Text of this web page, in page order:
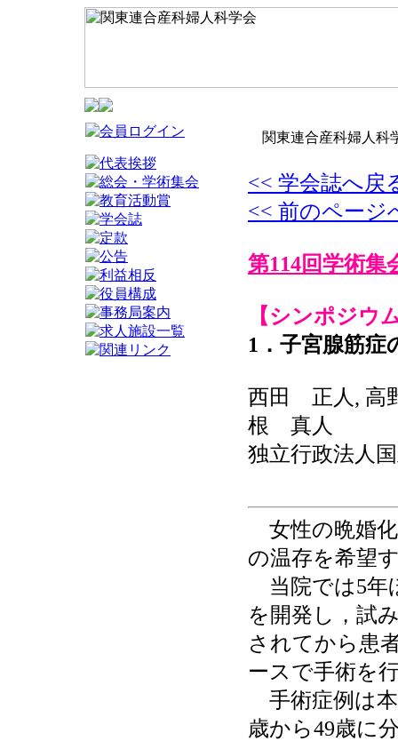
関東連合産科婦人科
<< 学会誌へ戻
<< 前のページ
第114回学術集
【シンポジウ
1．子宮腺筋症
西田 正人, 高
根 真人
独立行政法人
女性の晩婚
の温存を希望
当院では5年
を開発し，試
されてから患
ースで手術を
手術症例は本
歳から49歳に